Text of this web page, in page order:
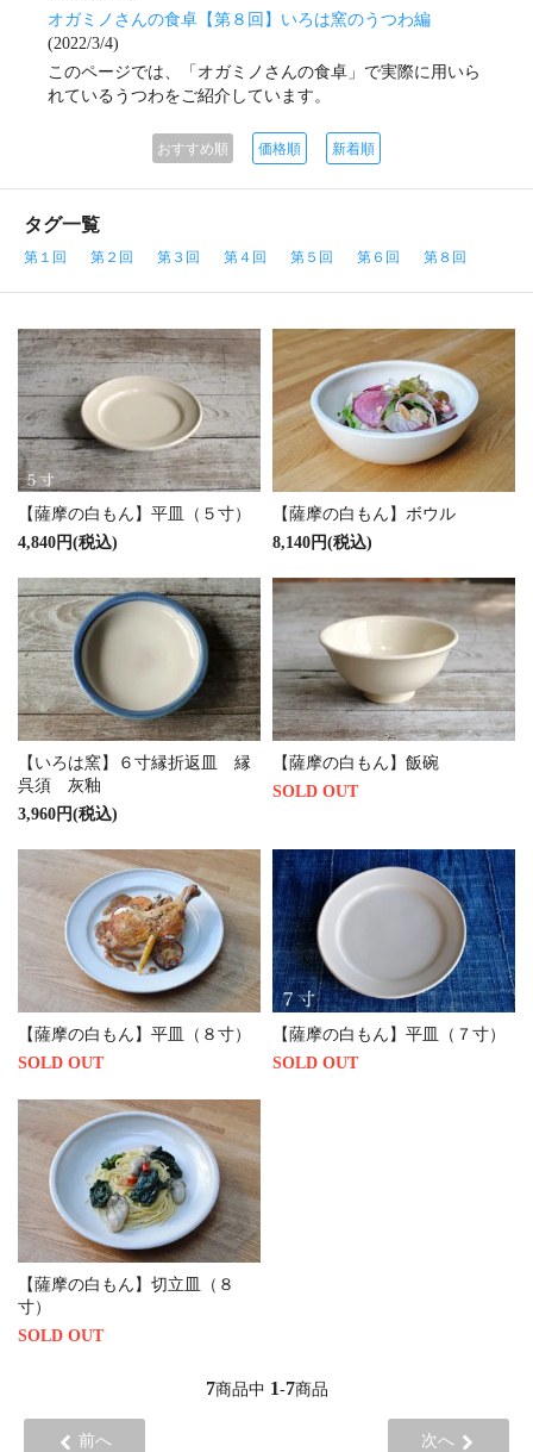
オガミノさんの食卓【第８回】いろは窯のうつわ編
(2022/3/4)
このページでは、「オガミノさんの食卓」で実際に用いら
れているうつわをご紹介しています。
おすすめ順 価格順 新着順
タグ一覧
第１回 第２回 第３回 第４回 第５回 第６回 第８回
【薩摩の白もん】平皿（５寸）
4,840円(税込)
【薩摩の白もん】ボウル
8,140円(税込)
【いろは窯】６寸縁折返皿 縁
呉須 灰釉
3,960円(税込)
【薩摩の白もん】飯碗
SOLD OUT
【薩摩の白もん】平皿（８寸）
SOLD OUT
【薩摩の白もん】平皿（７寸）
SOLD OUT
【薩摩の白もん】切立皿（８
寸）
SOLD OUT
7商品中 1-7商品
前へ 次へ